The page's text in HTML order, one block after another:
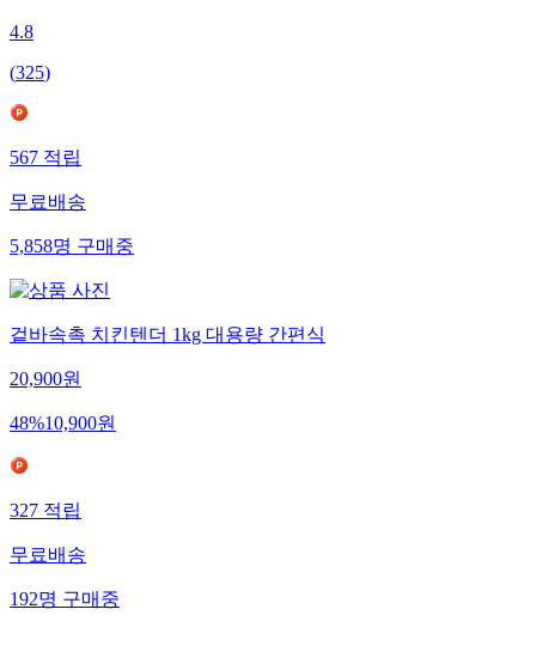
4.8
(325)
567 적립
무료배송
5,858명 구매중
겉바속촉 치킨텐더 1kg 대용량 간편식
20,900원
48%10,900원
327 적립
무료배송
192명 구매중